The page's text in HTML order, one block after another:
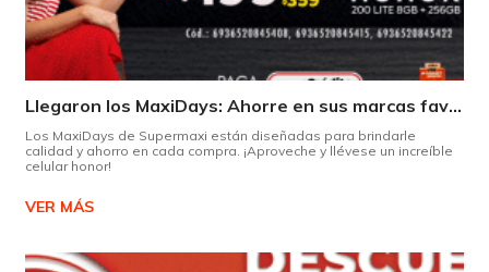
Llegaron los MaxiDays: Ahorre en sus marcas favoritas
Los MaxiDays de Supermaxi están diseñadas para brindarle
calidad y ahorro en cada compra. ¡Aproveche y llévese un increíble
celular honor!
VER MÁS